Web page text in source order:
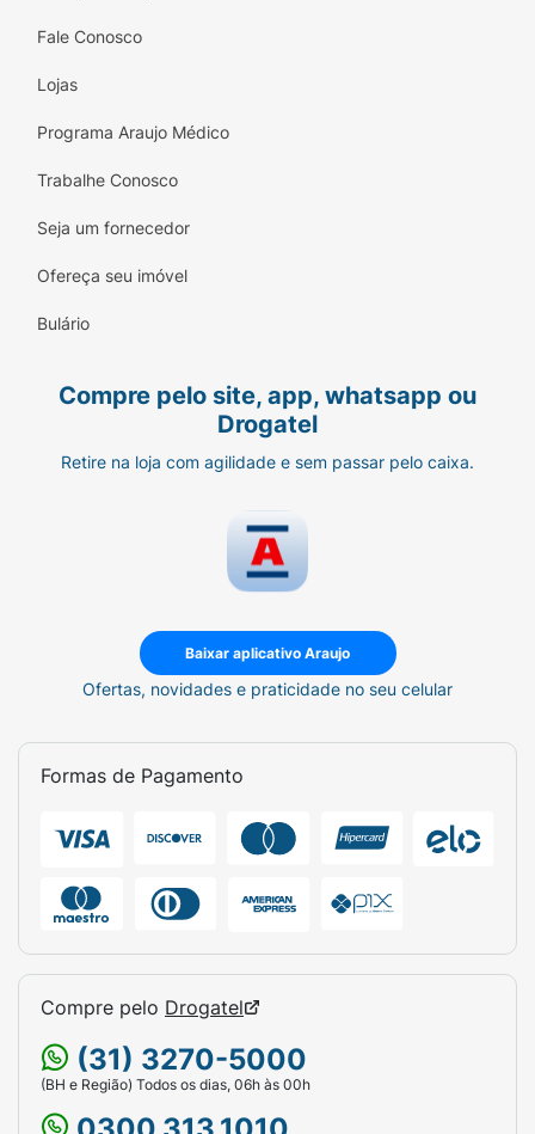
Fale Conosco
Lojas
Programa Araujo Médico
Trabalhe Conosco
Seja um fornecedor
Ofereça seu imóvel
Bulário
Compre pelo site, app, whatsapp ou
Drogatel
Retire na loja com agilidade e sem passar pelo caixa.
Baixar aplicativo Araujo
Ofertas, novidades e praticidade no seu celular
Formas de Pagamento
Compre pelo Drogatel
(31) 3270-5000
(BH e Região) Todos os dias, 06h às 00h